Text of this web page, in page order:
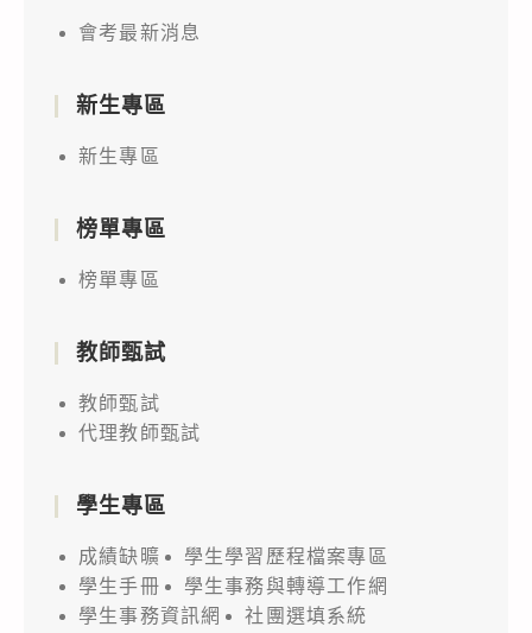
會考最新消息
新生專區
新生專區
榜單專區
榜單專區
教師甄試
教師甄試
代理教師甄試
學生專區
成績缺曠
學生學習歷程檔案專區
學生手冊
學生事務與轉導工作網
學生事務資訊網
社團選填系統